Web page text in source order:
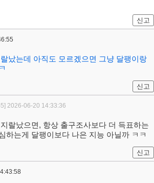
신고
났는데 아직도 모르겠으면 그냥 달팽이랑
신고
2026-06-20 14:33:36
랄났으면, 항상 출구조사보다 더 득표하는
하는게 달팽이보다 나은 지능 아닐까 ㅋㅋ
신고